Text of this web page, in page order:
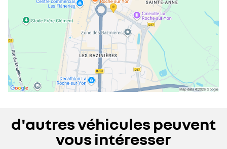
d'autres véhicules peuvent
vous intéresser